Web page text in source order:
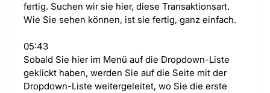
fertig. Suchen wir sie hier, diese Transaktionsart.
Wie Sie sehen können, ist sie fertig, ganz einfach.
05:43
Sobald Sie hier im Menü auf die Dropdown-Liste
geklickt haben, werden Sie auf die Seite mit der
Dropdown-Liste weitergeleitet, wo Sie die erste